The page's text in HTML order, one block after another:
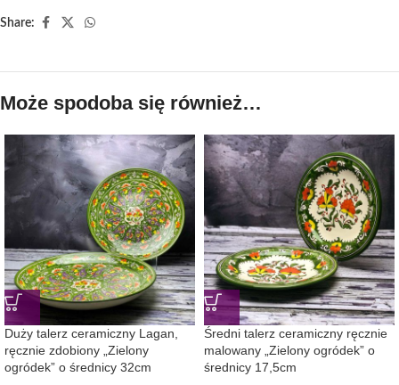
Share:
Może spodoba się również…
Duży talerz ceramiczny Lagan,
ręcznie zdobiony „Zielony
ogródek” o średnicy 32cm
Średni talerz ceramiczny ręcznie
malowany „Zielony ogródek” o
średnicy 17,5cm